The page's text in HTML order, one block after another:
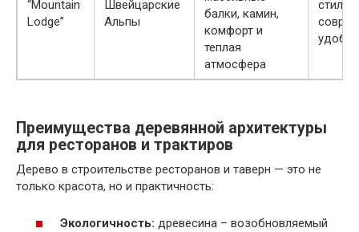
“Mountain
Lodge”
Швейцарские
Альпы
балки, камин,
комфорт и
теплая
атмосфера
стиль с
Преимущества деревянной архитектуры
для ресторанов и трактиров
Дерево в строительстве ресторанов и таверн — это не
только красота, но и практичность:
Экологичность: древесина – возобновляемый